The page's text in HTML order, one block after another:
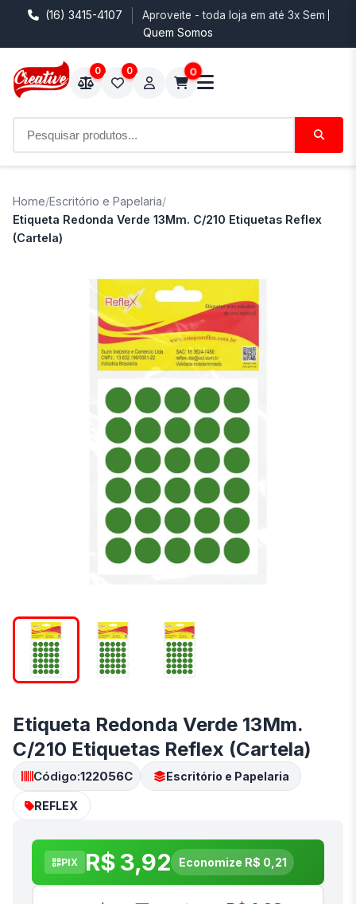
(16) 3415-4107 Aproveite - toda loja em até 3x Sem
Quem Somos
0 0 0
Home/Escritório e Papelaria/
Etiqueta Redonda Verde 13Mm. C/210 Etiquetas Reflex
(Cartela)
Etiqueta Redonda Verde 13Mm.
C/210 Etiquetas Reflex (Cartela)
Código:122056C Escritório e Papelaria
REFLEX
PIX R$ 3,92 Economize R$ 0,21